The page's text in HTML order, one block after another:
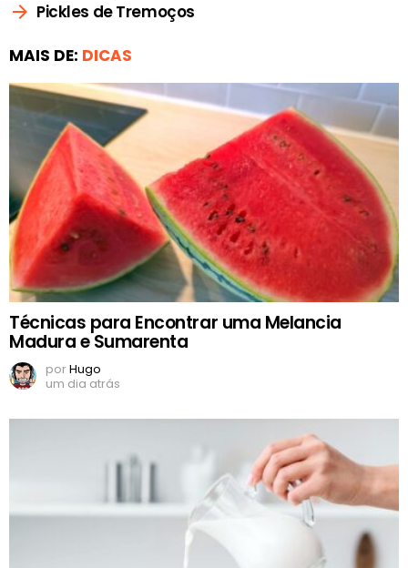
Pickles de Tremoços
MAIS DE: DICAS
Técnicas para Encontrar uma Melancia
Madura e Sumarenta
porHugo
um dia atrás